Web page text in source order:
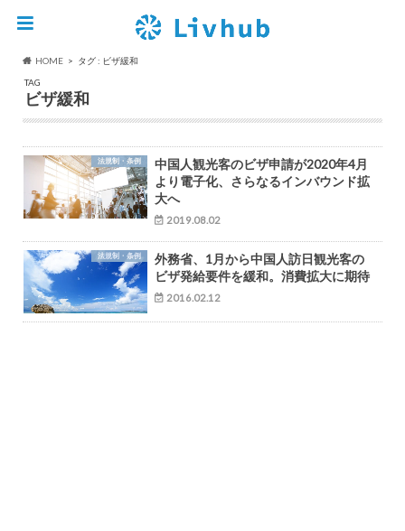
HOME
タグ : ビザ緩和
TAG
ビザ緩和
法規制・条例
中国人観光客のビザ申請が2020年4月
より電子化、さらなるインバウンド拡
大へ
2019.08.02
法規制・条例
外務省、1月から中国人訪日観光客の
ビザ発給要件を緩和。消費拡大に期待
2016.02.12